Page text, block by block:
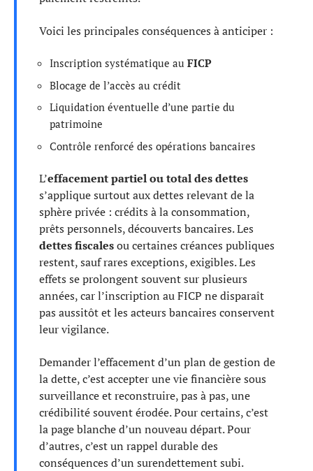
Voici les principales conséquences à anticiper :
Inscription systématique au FICP
Blocage de l’accès au crédit
Liquidation éventuelle d’une partie du
patrimoine
Contrôle renforcé des opérations bancaires
L’effacement partiel ou total des dettes
s’applique surtout aux dettes relevant de la
sphère privée : crédits à la consommation,
prêts personnels, découverts bancaires. Les
dettes fiscalesou certaines créances publiques
restent, sauf rares exceptions, exigibles. Les
effets se prolongent souvent sur plusieurs
années, car l’inscription au FICP ne disparaît
pas aussitôt et les acteurs bancaires conservent
leur vigilance.
Demander l’effacement d’un plan de gestion de
la dette, c’est accepter une vie financière sous
surveillance et reconstruire, pas à pas, une
crédibilité souvent érodée. Pour certains, c’est
la page blanche d’un nouveau départ. Pour
d’autres, c’est un rappel durable des
conséquences d’un surendettement subi.